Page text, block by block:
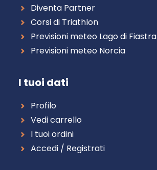
Diventa Partner
Corsi di Triathlon
Previsioni meteo Lago di Fiastra
Previsioni meteo Norcia
I tuoi dati
Profilo
Vedi carrello
I tuoi ordini
Accedi / Registrati